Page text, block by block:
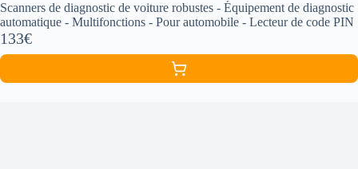
Scanners de diagnostic de voiture robustes - Équipement de diagnostic
automatique - Multifonctions - Pour automobile - Lecteur de code PIN
133€